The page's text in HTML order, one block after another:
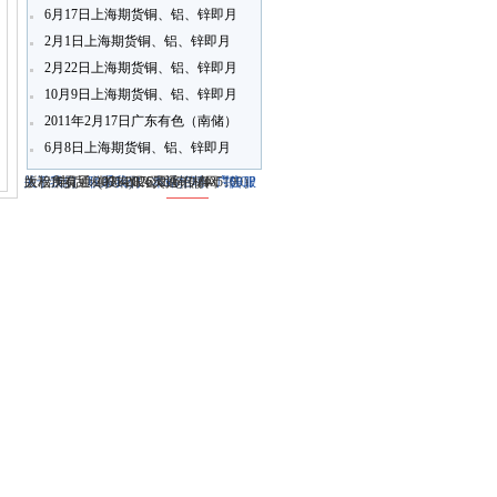
6月17日上海期货铜、铝、锌即月
开盘行情
2月1日上海期货铜、铝、锌即月
开盘行情
2月22日上海期货铜、铝、锌即月
开盘行情
10月9日上海期货铜、铝、锌即月
开盘行情
2011年2月17日广东有色（南储）
铝锭现货报价
6月8日上海期货铜、铝、锌即月
开盘行情
关于我们-联系我们-本站招聘-广告服
电话：(0714)8765286 传真：
大冶市灵通科技有限公司 @ （435100）
版权所有 © 2006-2026灵通铝材网鄂ICP